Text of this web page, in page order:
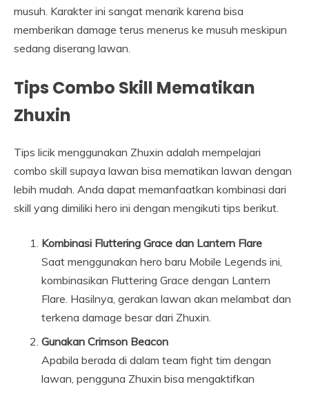
musuh. Karakter ini sangat menarik karena bisa
memberikan damage terus menerus ke musuh meskipun
sedang diserang lawan.
Tips Combo Skill Mematikan
Zhuxin
Tips licik menggunakan Zhuxin adalah mempelajari
combo skill supaya lawan bisa mematikan lawan dengan
lebih mudah. Anda dapat memanfaatkan kombinasi dari
skill yang dimiliki hero ini dengan mengikuti tips berikut.
Kombinasi Fluttering Grace dan Lantern Flare
Saat menggunakan hero baru Mobile Legends ini,
kombinasikan Fluttering Grace dengan Lantern
Flare. Hasilnya, gerakan lawan akan melambat dan
terkena damage besar dari Zhuxin.
Gunakan Crimson Beacon
Apabila berada di dalam team fight tim dengan
lawan, pengguna Zhuxin bisa mengaktifkan